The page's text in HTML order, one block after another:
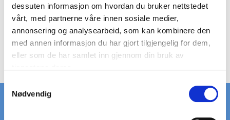
dessuten informasjon om hvordan du bruker nettstedet
vårt, med partnerne våre innen sosiale medier,
annonsering og analysearbeid, som kan kombinere den
med annen informasjon du har gjort tilgjengelig for dem,
eller som de har samlet inn gjennom din bruk av
S
Nødvendig
Platetykkelse: 2 mm
Hulstørrelse: Ø12 mm
Materiale: aluminium (ubehandlet)
Trinstørrelse: 497 x 50 x 41 mm
Vekt pr. stk.: 0,3 kg